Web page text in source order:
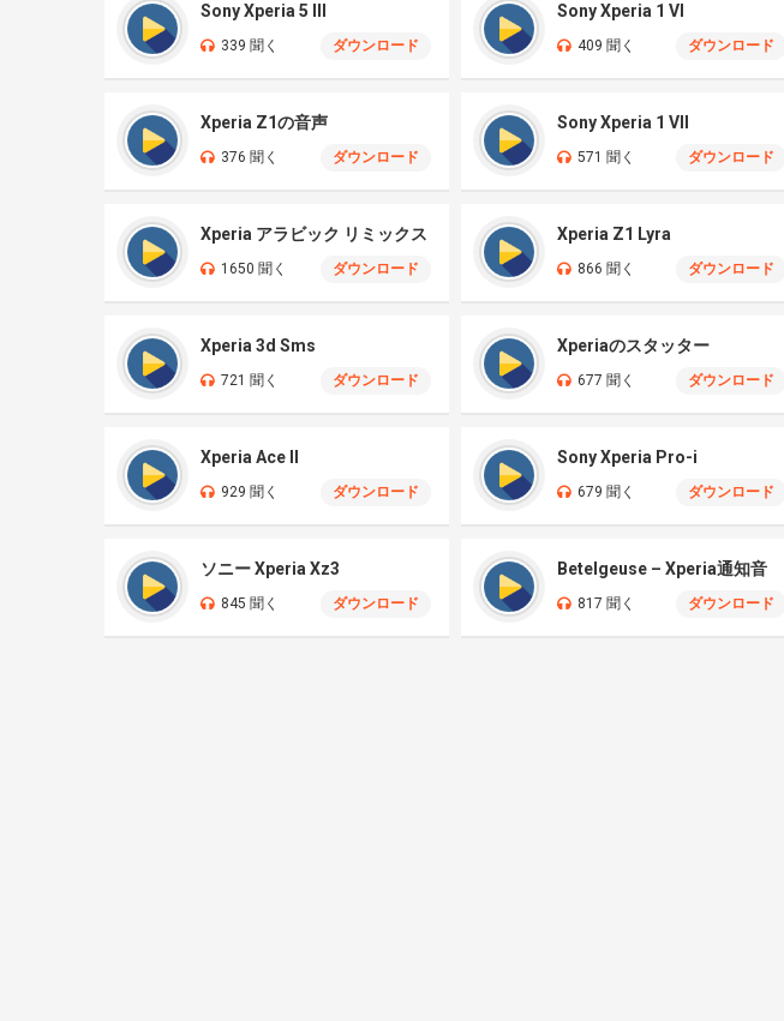
Sony Xperia 5 III
339 聞く ダウンロード
Sony Xperia 1 VI
409 聞く ダウンロード
Xperia Z1の音声
376 聞く ダウンロード
Sony Xperia 1 VII
571 聞く ダウンロード
Xperia アラビック リミックス
1650 聞く ダウンロード
Xperia Z1 Lyra
866 聞く ダウンロード
Xperia 3d Sms
721 聞く ダウンロード
Xperiaのスタッター
677 聞く ダウンロード
Xperia Ace II
929 聞く ダウンロード
Sony Xperia Pro-i
679 聞く ダウンロード
ソニー Xperia Xz3
845 聞く ダウンロード
Betelgeuse – Xperia通知音
817 聞く ダウンロード